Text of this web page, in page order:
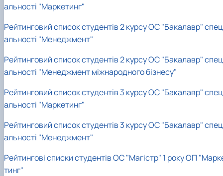
альності "Маркетинг"
Рейтинговий список студентів 2 курсу ОС "Бакалавр"
альності "Менеджмент"
Рейтинговий список студентів 2 курсу ОС "Бакалавр"
альності "Менеджмент міжнародного бізнесу"
Рейтинговий список студентів 3 курсу ОС "Бакалавр"
альності "Маркетинг"
Рейтинговий список студентів 3 курсу ОС "Бакалавр"
альності "Менеджмент"
Рейтингові списки студентів ОС "Магістр" 1 року ОП
тинг"